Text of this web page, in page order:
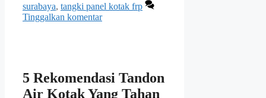
surabaya, tangki panel kotak frp
Tinggalkan komentar
5 Rekomendasi Tandon
Air Kotak Yang Tahan